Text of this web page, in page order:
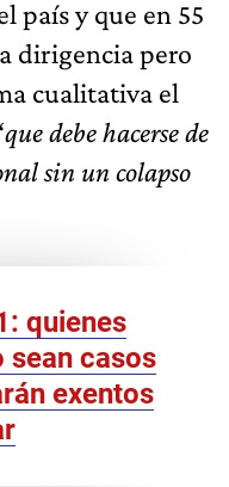
país y que en 55
dirigencia pero
cualitativa el
que debe hacerse de
sin un colapso
quienes
sean casos
exentos